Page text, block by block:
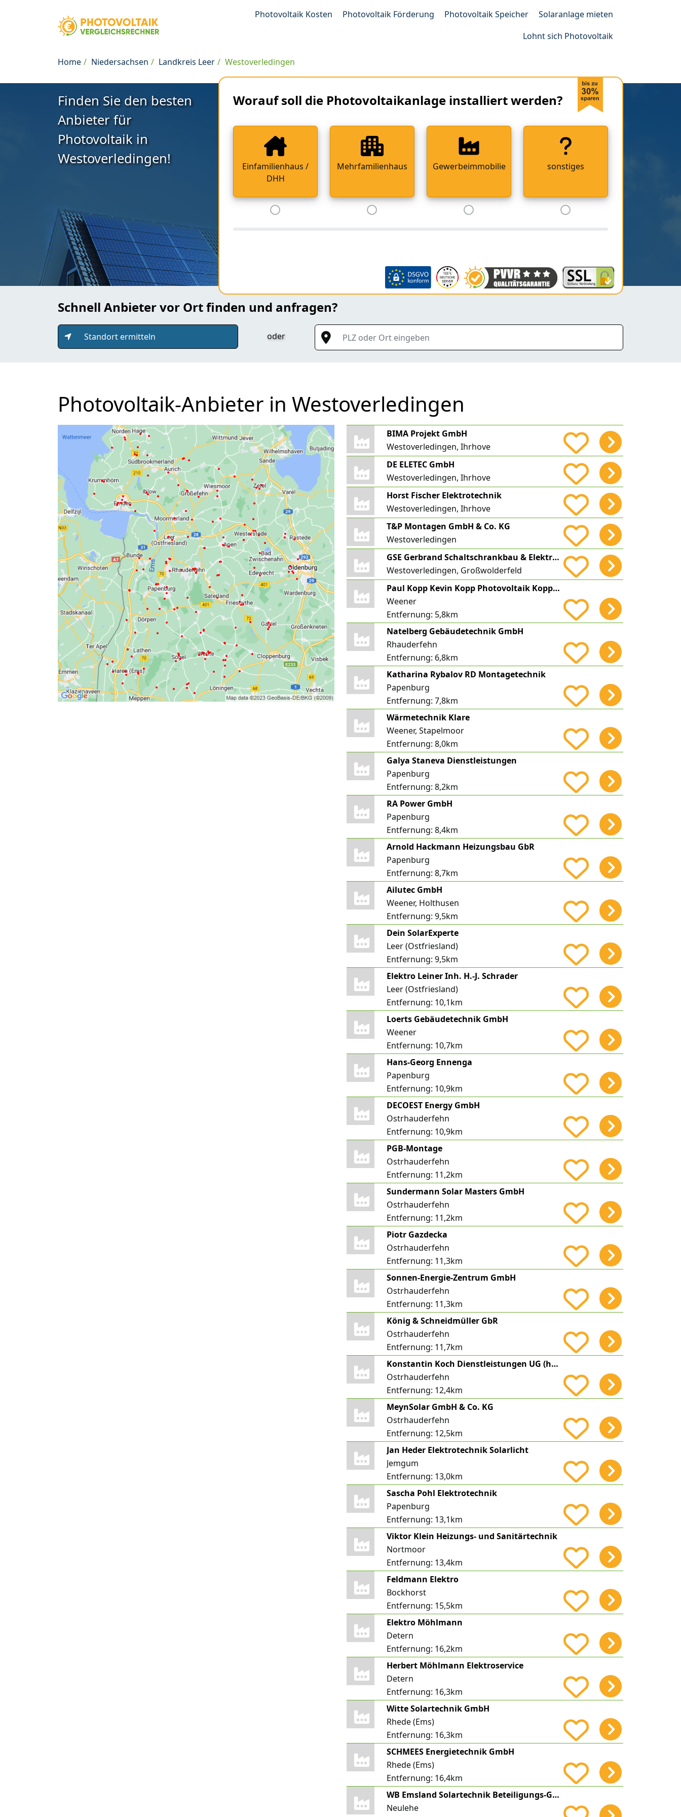
Photovoltaik Kosten Photovoltaik Förderung Photovoltaik Speicher
Solaranlage mieten
Lohnt sich Photovoltaik
Home Niedersachsen Landkreis Leer Westoverledingen
Finden Sie den besten
Anbieter für
Photovoltaik in
Westoverledingen!
Worauf soll die Photovoltaikanlage installiert werden?
Einfamilienhaus /
DHH
Mehrfamilienhaus Gewerbeimmobilie sonstiges
Schnell Anbieter vor Ort finden und anfragen?
Standort ermitteln oder
PLZ oder Ort eingeben
Photovoltaik-Anbieter in Westoverledingen
BIMA Projekt GmbH
Westoverledingen, Ihrhove
DE ELETEC GmbH
Westoverledingen, Ihrhove
Horst Fischer Elektrotechnik
Westoverledingen, Ihrhove
T&P Montagen GmbH & Co. KG
Westoverledingen
GSE Gerbrand Schaltschrankbau & Elektrotechnik
Westoverledingen, Großwolderfeld
Paul Kopp Kevin Kopp Photovoltaik Kopp GbR
Weener
Entfernung: 5,8km
Natelberg Gebäudetechnik GmbH
Rhauderfehn
Entfernung: 6,8km
Katharina Rybalov RD Montagetechnik
Papenburg
Entfernung:7,8km
Wärmetechnik Klare
Weener, Stapelmoor
Entfernung:8,0km
Galya Staneva Dienstleistungen
Papenburg
Entfernung:8,2km
RA Power GmbH
Papenburg
Entfernung:8,4km
Arnold Hackmann Heizungsbau GbR
Papenburg
Entfernung:8,7km
Ailutec GmbH
Weener, Holthusen
Entfernung:9,5km
Dein SolarExperte
Leer (Ostfriesland)
Entfernung:9,5km
Elektro Leiner Inh. H.-J. Schrader
Leer (Ostfriesland)
Entfernung: 10,1km
Loerts Gebäudetechnik GmbH
Weener
Entfernung: 10,7km
Hans-Georg Ennenga
Papenburg
Entfernung: 10,9km
DECOEST Energy GmbH
Ostrhauderfehn
Entfernung: 10,9km
PGB-Montage
Ostrhauderfehn
Entfernung: 11,2km
Sundermann Solar Masters GmbH
Ostrhauderfehn
Entfernung: 11,2km
Piotr Gazdecka
Ostrhauderfehn
Entfernung: 11,3km
Sonnen-Energie-Zentrum GmbH
Ostrhauderfehn
Entfernung: 11,3km
König & Schneidmüller GbR
Ostrhauderfehn
Entfernung: 11,7km
Konstantin Koch Dienstleistungen UG (haftungsbeschränkt)
Ostrhauderfehn
Entfernung: 12,4km
MeynSolar GmbH & Co. KG
Ostrhauderfehn
Entfernung: 12,5km
Jan Heder Elektrotechnik Solarlicht
Jemgum
Entfernung: 13,0km
Sascha Pohl Elektrotechnik
Papenburg
Entfernung: 13,1km
Viktor Klein Heizungs- und Sanitärtechnik
Nortmoor
Entfernung: 13,4km
Feldmann Elektro
Bockhorst
Entfernung: 15,5km
Elektro Möhlmann
Detern
Entfernung: 16,2km
Herbert Möhlmann Elektroservice
Detern
Entfernung: 16,3km
Witte Solartechnik GmbH
Rhede (Ems)
Entfernung: 16,3km
SCHMEES Energietechnik GmbH
Rhede (Ems)
Entfernung: 16,4km
WB Emsland Solartechnik Beteiligungs-GmbH
Neulehe